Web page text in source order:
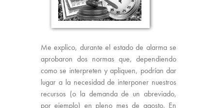
Me explico, durante el estado de alarma se
aprobaron dos normas que, dependiendo
como se interpreten y apliquen, podrían dar
lugar a la necesidad de interponer nuestros
recursos (o la demanda de un abreviado,
por ejemplo) en pleno mes de agosto. En